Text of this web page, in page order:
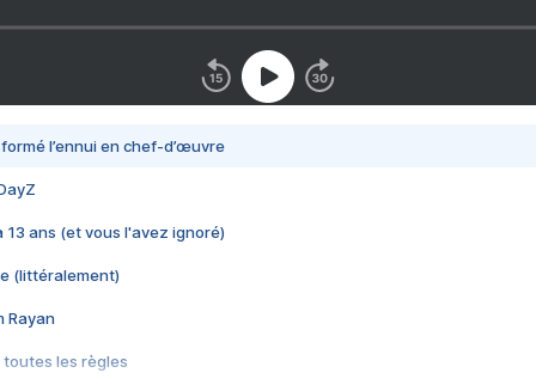
l’ennui en chef-d’œuvre
13 ans (et vous l'avez ignoré)
(littéralement)
Rayan
toutes les règles